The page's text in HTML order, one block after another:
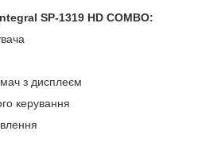
SP-1319 HD COMBO:
з дисплеєм
керування